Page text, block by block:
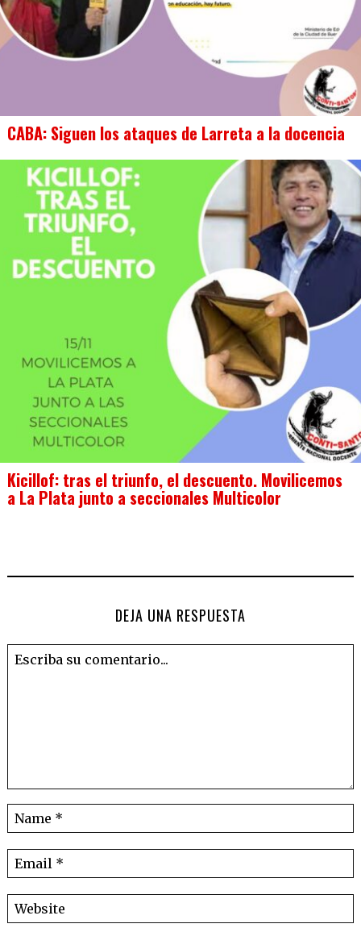
CABA: Siguen los ataques de Larreta a la docencia
Kicillof: tras el triunfo, el descuento. Movilicemos
a La Plata junto a seccionales Multicolor
DEJA UNA RESPUESTA